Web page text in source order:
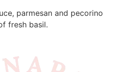
parmesan and pecorino
fresh basil.